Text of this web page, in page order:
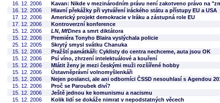
16. 12. 2006
Kavan: Nikde v mezinárodním právu není zakotveno právo na
16. 12. 2006
Hlavní překážky při vytváření iráckého státu a přístupy EU a USA
17. 12. 2006
Americký projekt demokracie v Iráku a zástupná role EU
17. 12. 2006
Kontroverzní konference
15. 12. 2006
LN, MfDnes a smrt diktátora
15. 12. 2006
Premiéra Tonyho Blaira vyslýchala policie
25. 12. 2005
Skrytý smysl svátku Chanuka
15. 12. 2006
Pražští památkáři: Cyklisty do centra nechceme, auta jsou OK
15. 12. 2006
Psí víno, zhrzení intelektuálové a kouření
15. 12. 2006
Mlátit ženy je mezi českými muži rozšířené hobby
15. 12. 2006
Ústavněprávní volnomyšlenkáři
15. 12. 2006
Nejen poslanci, ale ani odborníci ČSSD nesouhlasí s Agendou
15. 12. 2006
Proč se Paroubek diví?
15. 12. 2006
Ještě jednou ke komunismu a nacismu
15. 12. 2006
Kolik lidí se dokáže nimrat v nepodstatných věcech